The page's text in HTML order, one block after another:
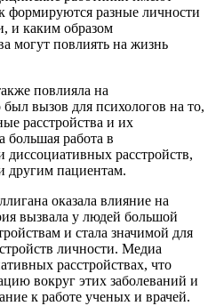
формируются разные личности
и каким образом
могут повлиять на жизнь
повлияла на
вызов для психологов на то,
расстройства и их
большая работа в
диссоциативных расстройств,
другим пациентам.
оказала влияние на
вызвала у людей большой
и стала значимой для
личности. Медиа
расстройствах, что
вокруг этих заболеваний и
к работе ученых и врачей.